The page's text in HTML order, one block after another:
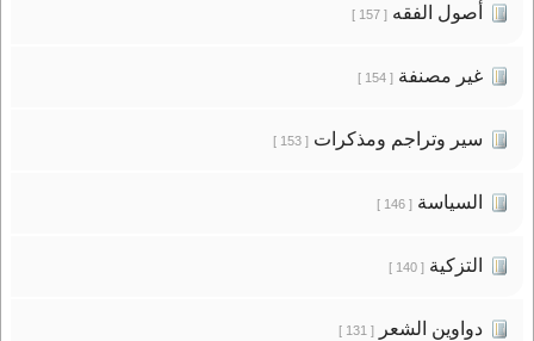
أصول الفقه[ 157 ]
غير مصنفة[ 154 ]
سير وتراجم ومذكرات[ 153 ]
السياسة[ 146 ]
التزكية[ 140 ]
دواوين الشعر[ 131 ]